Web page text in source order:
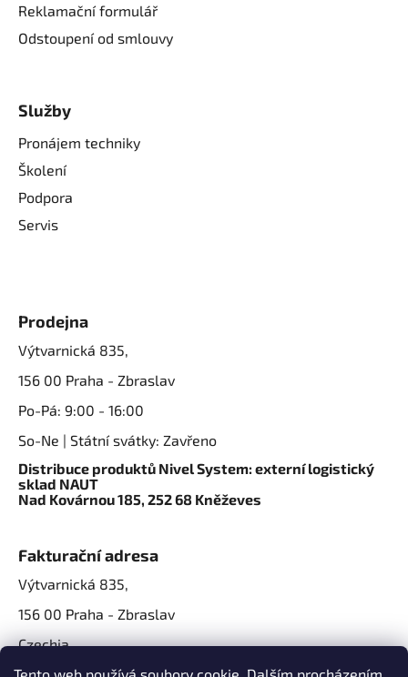
Reklamační formulář
Odstoupení od smlouvy
Služby
Pronájem techniky
Školení
Podpora
Servis
Prodejna
Výtvarnická 835,
156 00 Praha - Zbraslav
Po-Pá: 9:00 - 16:00
So-Ne | Státní svátky: Zavřeno
Distribuce produktů Nivel System: externí logistický
sklad NAUT
Nad Kovárnou 185, 252 68 Kněževes
Fakturační adresa
Výtvarnická 835,
156 00 Praha - Zbraslav
Czechia
IČO: 07724861